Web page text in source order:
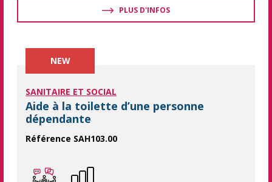
PLUS D'INFOS
NEW
SANITAIRE ET SOCIAL
Aide à la toilette d’une personne
dépendante
Référence SAH103.00